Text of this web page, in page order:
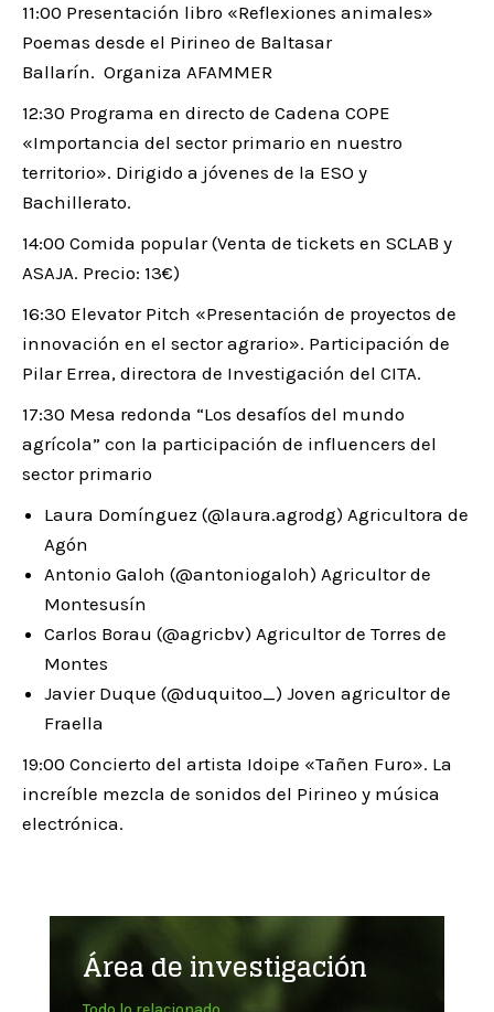
11:00 Presentación libro «Reflexiones animales»
Poemas desde el Pirineo de Baltasar
Ballarín. Organiza AFAMMER
12:30 Programa en directo de Cadena COPE
«Importancia del sector primario en nuestro
territorio». Dirigido a jóvenes de la ESO y
Bachillerato.
14:00 Comida popular (Venta de tickets en SCLAB y
ASAJA. Precio: 13€)
16:30 Elevator Pitch «Presentación de proyectos de
innovación en el sector agrario». Participación de
Pilar Errea, directora de Investigación del CITA.
17:30 Mesa redonda “Los desafíos del mundo
agrícola” con la participación de influencers del
sector primario
Laura Domínguez (@laura.agrodg) Agricultora de
Agón
Antonio Galoh (@antoniogaloh) Agricultor de
Montesusín
Carlos Borau (@agricbv) Agricultor de Torres de
Montes
Javier Duque (@duquitoo_) Joven agricultor de
Fraella
19:00 Concierto del artista Idoipe «Tañen Furo». La
increíble mezcla de sonidos del Pirineo y música
electrónica.
Área de investigación